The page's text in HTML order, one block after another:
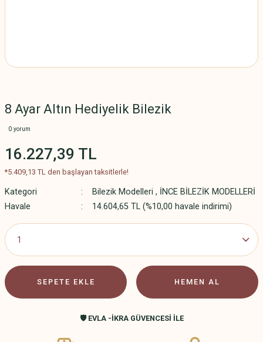
8 Ayar Altın Hediyelik Bilezik
0 yorum
16.227,39 TL
*5.409,13 TL den başlayan taksitlerle!
Kategori Bilezik Modelleri , İNCE BİLEZİK MODELLERİ
Havale
14.604,65 TL (%10,00 havale indirimi)
SEPETE EKLE HEMEN AL
🛡️ EVLA -İKRA GÜVENCESİ İLE